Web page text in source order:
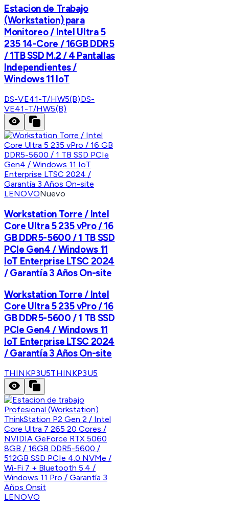
Estacion de Trabajo
(Workstation) para
Monitoreo / Intel Ultra 5
235 14-Core / 16GB DDR5
/ 1TB SSD M.2 / 4 Pantallas
Independientes /
Windows 11 IoT
DS-VE41-T/HW5(B)DS-
VE41-T/HW5(B)
LENOVONuevo
Workstation Torre / Intel
Core Ultra 5 235 vPro / 16
GB DDR5-5600 / 1 TB SSD
PCIe Gen4 / Windows 11
IoT Enterprise LTSC 2024
/ Garantía 3 Años On-site
Workstation Torre / Intel
Core Ultra 5 235 vPro / 16
GB DDR5-5600 / 1 TB SSD
PCIe Gen4 / Windows 11
IoT Enterprise LTSC 2024
/ Garantía 3 Años On-site
THINKP3U5THINKP3U5
LENOVO